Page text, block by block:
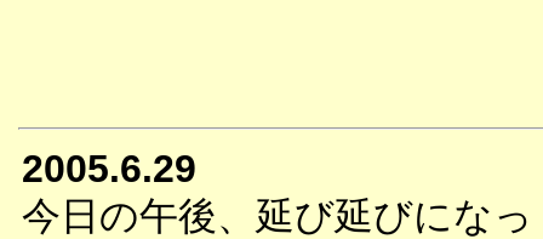
2005.6.29
今日の午後、延び延びになっ